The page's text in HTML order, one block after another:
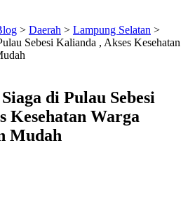
> Daerah > Lampung Selatan >
Sebesi Kalianda , Akses Kesehatan
di Pulau Sebesi
Kesehatan Warga
Mudah